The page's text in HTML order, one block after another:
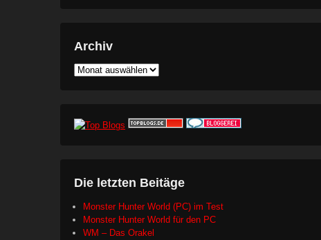
Archiv
Archiv
Die letzten Beitäge
Monster Hunter World (PC) im Test
Monster Hunter World für den PC
WM – Das Orakel